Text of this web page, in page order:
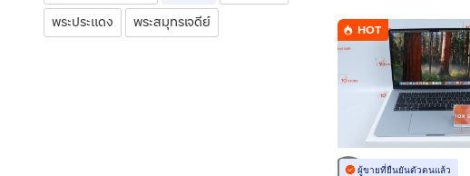
พระประแดง
พระสมุทรเจดีย์ HOT
ผู้ขายที่ยืนยันตัวตนแล้ว